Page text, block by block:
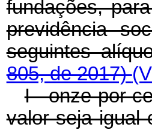
fundações,
previdência
seguintes
805, de 2017)
I - onze por
valor seja igual